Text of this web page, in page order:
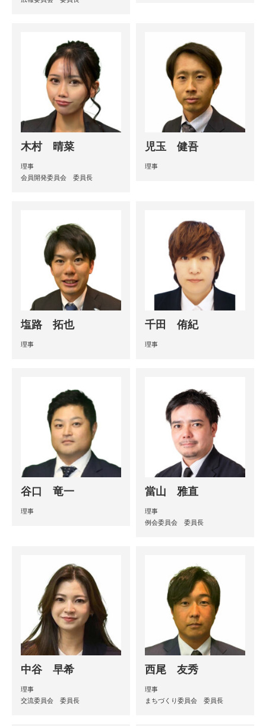
木村 晴菜
理事
会員開発委員会 委員長
児玉 健吾
理事
塩路 拓也
理事
千田 侑紀
理事
谷口 竜一
理事
當山 雅直
理事
例会委員会 委員長
中谷 早希
理事
交流委員会 委員長
西尾 友秀
理事
まちづくり委員会 委員長